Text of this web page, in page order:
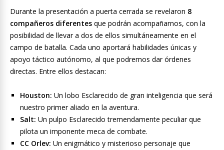
Durante la presentación a puerta cerrada se revelaron 8
compañeros diferentes que podrán acompañarnos, con la
posibilidad de llevar a dos de ellos simultáneamente en el
campo de batalla. Cada uno aportará habilidades únicas y
apoyo táctico autónomo, al que podremos dar órdenes
directas. Entre ellos destacan:
Houston: Un lobo Esclarecido de gran inteligencia que será
nuestro primer aliado en la aventura.
Salt: Un pulpo Esclarecido tremendamente peculiar que
pilota un imponente meca de combate.
CC Orlev: Un enigmático y misterioso personaje que